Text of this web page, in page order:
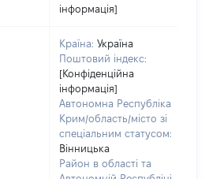
інформація]
Країна: Україна
Поштовий індекс:
[Конфіденційна
інформація]
Автономна Республіка
Крим/область/місто зі
спеціальним статусом:
Вінницька
Район в області та